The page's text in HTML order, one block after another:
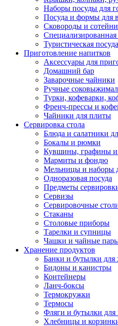
Наборы посуды для
Посуда и формы для
Сковороды и
Специализированная
Туристическая посуда
Приготовление напитков
Аксессуары для
Домашний бар
Заварочные чайники
Ручные
Турки, кофеварки,
Френч-прессы и
Чайники для плиты
Сервировка стола
Блюда и салатники
Бокалы и рюмки
Кувшины, графины и
Мармиты и фондю
Мельницы и наборы
Одноразовая посуда
Предметы
Сервизы
Сервировочные
Стаканы
Столовые приборы
Тарелки и супницы
Чашки и чайные
Хранение продуктов
Банки и бутылки для
Бидоны и канистры
Контейнеры
Ланч-боксы
Термокружки
Термосы
Фляги и бутылки для
Хлебницы и